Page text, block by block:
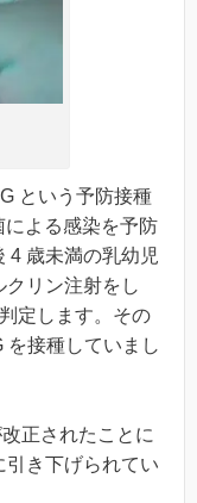
という予防接種
による感染を予防
4 歳未満の乳幼児
クリン注射をし
定します。その
を接種していまし
正されたことに
引き下げられてい